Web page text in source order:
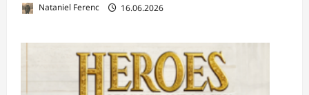
Nataniel Ferenc 16.06.2026